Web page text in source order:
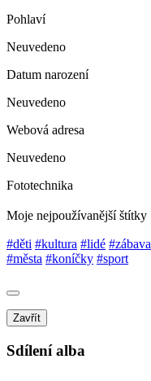
Pohlaví
Neuvedeno
Datum narození
Neuvedeno
Webová adresa
Neuvedeno
Fototechnika
Moje nejpoužívanější štítky
#děti #kultura #lidé #zábava
#města #koníčky #sport
Zavřít
Sdílení alba